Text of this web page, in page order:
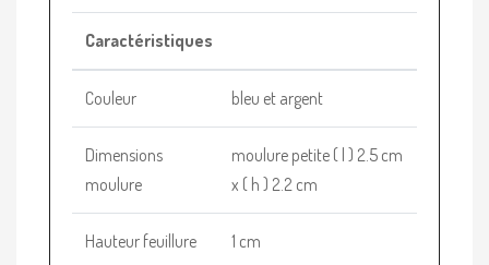
Caractéristiques
Couleur bleu et argent
Dimensions
moulure
moulure petite ( l ) 2.5 cm
x ( h ) 2.2 cm
Hauteur feuillure 1 cm